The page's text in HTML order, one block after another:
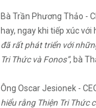
Bà Trần Phương Thảo -
hay, ngay khi tiếp xúc
đã rất phát triển với
Tri Thức và Fonos”, bà
Ông Oscar Jesionek -
hiểu rằng Thiện Tri Thức